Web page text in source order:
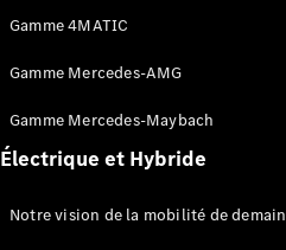
All-Terrain
Classe E
Break
Classe E All-
véhicule
Gamme 4MATIC
Gamme Mercedes-AMG
Gamme Mercedes-Maybach
Électrique et Hybride
Notre vision de la mobilité de demain